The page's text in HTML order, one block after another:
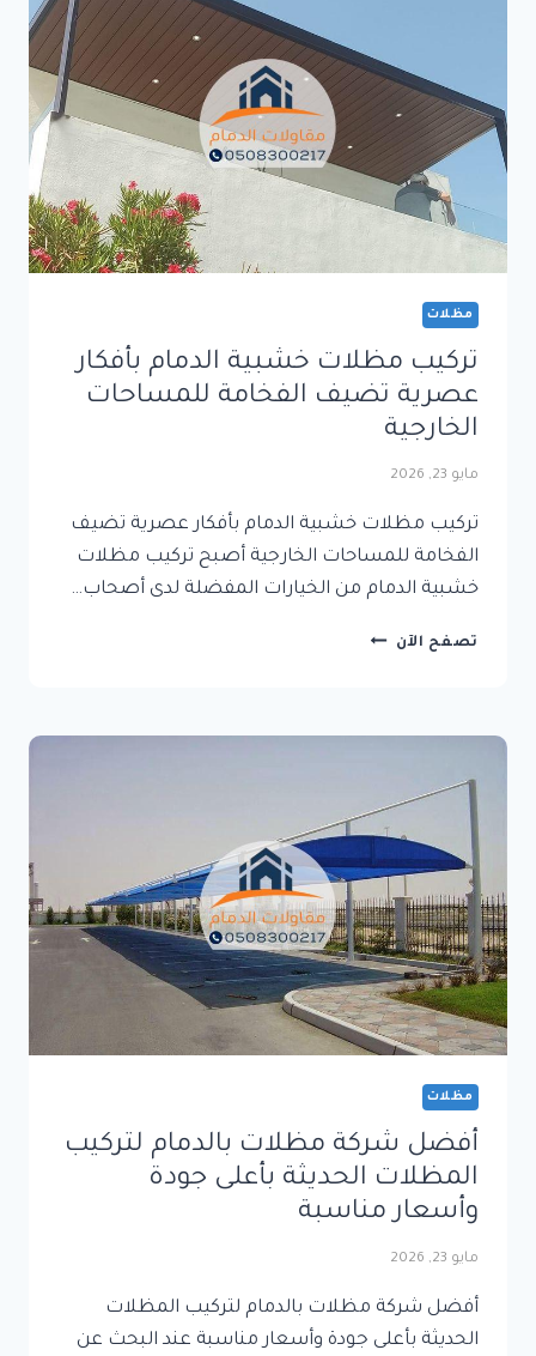
تدوم
لسنوات
مظلات
تركيب مظلات خشبية الدمام بأفكار
عصرية تضيف الفخامة للمساحات
الخارجية
مايو 23, 2026
تركيب مظلات خشبية الدمام بأفكار عصرية تضيف
الفخامة للمساحات الخارجية أصبح تركيب مظلات
خشبية الدمام من الخيارات المفضلة لدى أصحاب…
تصفح الآن تركيب
بأفكار
الفخامة
للمساحات
الخارجية
مظلات
أفضل شركة مظلات بالدمام لتركيب
المظلات الحديثة بأعلى جودة
وأسعار مناسبة
مايو 23, 2026
أفضل شركة مظلات بالدمام لتركيب المظلات
الحديثة بأعلى جودة وأسعار مناسبة عند البحث عن